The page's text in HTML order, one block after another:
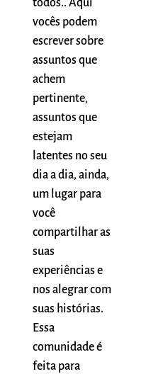
todos.. Aqui
vocês podem
escrever sobre
assuntos que
achem
pertinente,
assuntos que
estejam
latentes no seu
dia a dia, ainda,
um lugar para
você
compartilhar as
suas
experiências e
nos alegrar com
suas histórias.
Essa
comunidade é
feita para